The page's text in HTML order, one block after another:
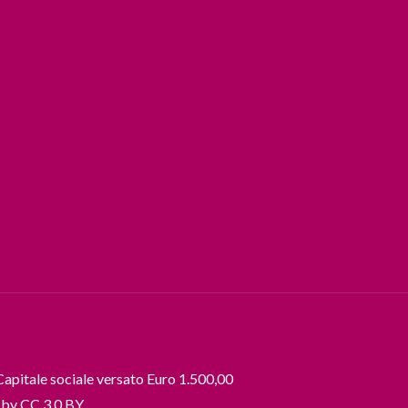
sociale versato Euro 1.500,00
CC 3.0 BY